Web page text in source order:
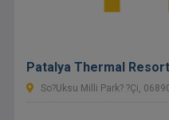
Patalya Thermal
So?uksu Milli Park? ?çi,